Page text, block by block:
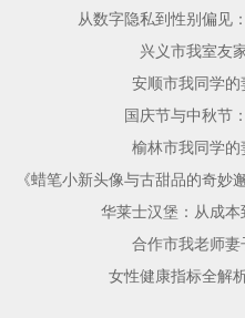
从数字隐私到性别偏见
兴义市我室友
安顺市我同学
国庆节与中秋节
榆林市我同学
《蜡笔小新头像与古甜品的奇妙
华莱士汉堡：从成
合作市我老师
女性健康指标全解